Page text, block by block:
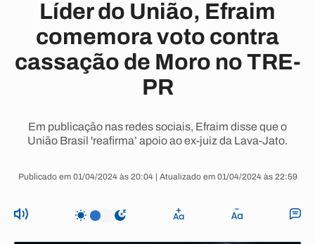
Líder do União, Efraim
comemora voto contra
cassação de Moro no TRE-
PR
Em publicação nas redes sociais, Efraim disse que o
União Brasil 'reafirma’ apoio ao ex-juiz da Lava-Jato.
Publicado em 01/04/2024 às 20:04 | Atualizado em 01/04/2024 às 22:59